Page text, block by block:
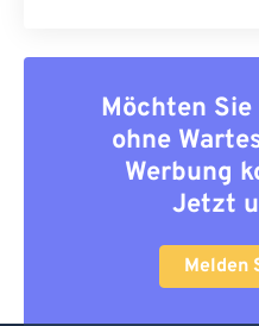
Möchten
ohne
Werbung
Jetzt
Melden